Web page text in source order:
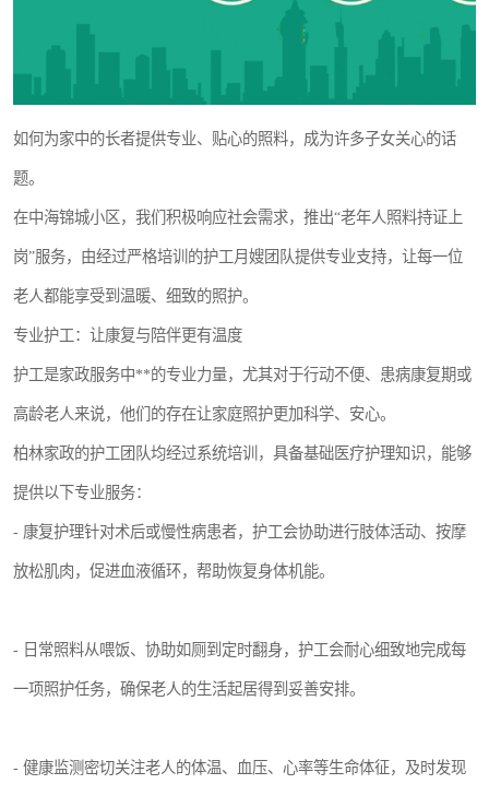
如何为家中的长者提供专业、贴心的照料，成为许多子女关心的话
题。
在中海锦城小区，我们积极响应社会需求，推出“老年人照料持证上
岗”服务，由经过严格培训的护工月嫂团队提供专业支持，让每一位
老人都能享受到温暖、细致的照护。
专业护工：让康复与陪伴更有温度
护工是家政服务中**的专业力量，尤其对于行动不便、患病康复期或
高龄老人来说，他们的存在让家庭照护更加科学、安心。
柏林家政的护工团队均经过系统培训，具备基础医疗护理知识，能够
提供以下专业服务：
- 康复护理针对术后或慢性病患者，护工会协助进行肢体活动、按摩
放松肌肉，促进血液循环，帮助恢复身体机能。
- 日常照料从喂饭、协助如厕到定时翻身，护工会耐心细致地完成每
一项照护任务，确保老人的生活起居得到妥善安排。
- 健康监测密切关注老人的体温、血压、心率等生命体征，及时发现